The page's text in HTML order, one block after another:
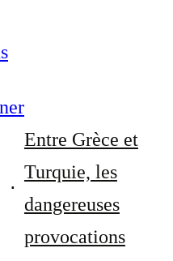
Entre Grèce et
Turquie, les
dangereuses
provocations